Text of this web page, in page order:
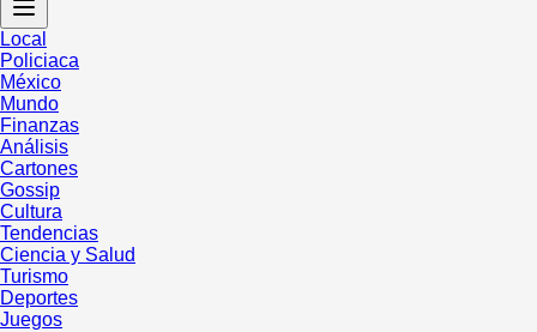
Local
Policiaca
México
Mundo
Finanzas
Análisis
Cartones
Gossip
Cultura
Tendencias
Ciencia y Salud
Turismo
Deportes
Juegos